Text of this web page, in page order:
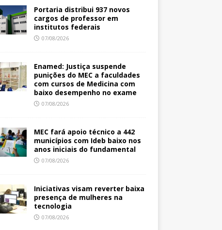
Portaria distribui 937 novos
cargos de professor em
institutos federais
07/08/2026
Enamed: Justiça suspende
punições do MEC a faculdades
com cursos de Medicina com
baixo desempenho no exame
07/08/2026
MEC fará apoio técnico a 442
municípios com Ideb baixo nos
anos iniciais do fundamental
07/08/2026
Iniciativas visam reverter baixa
presença de mulheres na
tecnologia
07/08/2026